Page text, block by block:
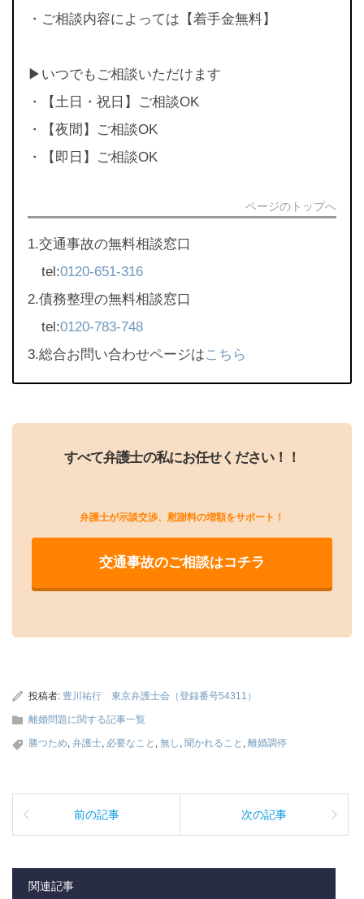
・ご相談内容によっては【着手金無料】
▶︎いつでもご相談いただけます
・【土日・祝日】ご相談OK
・【夜間】ご相談OK
・【即日】ご相談OK
ページのトップへ
1.交通事故の無料相談窓口
tel:0120-651-316
2.債務整理の無料相談窓口
tel:0120-783-748
3.総合お問い合わせページはこちら
すべて弁護士の私にお任せください！！
弁護士が示談交渉、慰謝料の増額をサポート！
交通事故のご相談はコチラ
投稿者: 豊川祐行 東京弁護士会（登録番号54311）
離婚問題に関する記事一覧
勝つため, 弁護士, 必要なこと , 無し , 聞かれること , 離婚調停
前の記事 次の記事
関連記事